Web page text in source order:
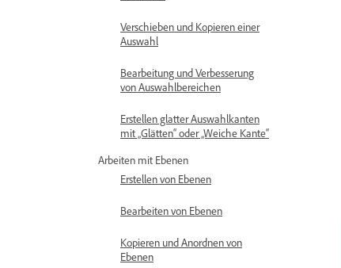
Verschieben und Kopieren einer
Auswahl
Bearbeitung und Verbesserung
von Auswahlbereichen
Erstellen glatter Auswahlkanten
mit „Glätten“ oder „Weiche Kante“
Arbeiten mit Ebenen
Erstellen von Ebenen
Bearbeiten von Ebenen
Kopieren und Anordnen von
Ebenen